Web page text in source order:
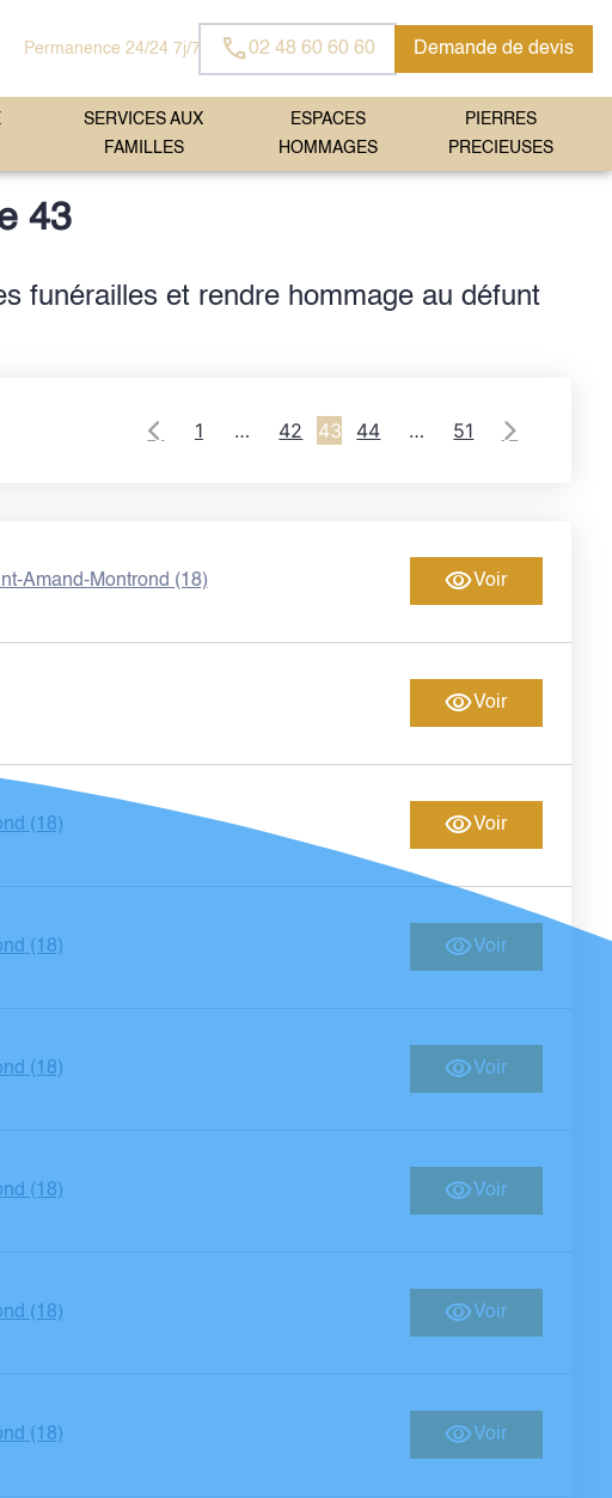
Permanence 24/24 7j/7 02 48 60 60 60 Demande de devis
SERVICES AUX
FAMILLES
ESPACES
HOMMAGES
PIERRES
PRECIEUSES
43
funérailles et rendre hommage au défunt
1 … 42 43 44 … 51
Amand-Montrond (18) Voir
Voir
(18) Voir
(18) Voir
(18) Voir
(18) Voir
(18) Voir
(18) Voir